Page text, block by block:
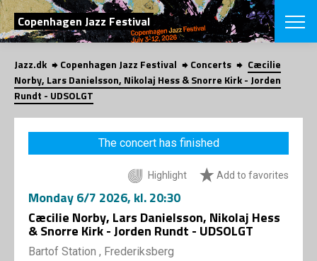
SEARCH
Copenhagen Jazz Festival
Danish
COPENHAGEN
VINTERJAZZ
PROGRAM
Venues &
About us
Jazz.dk Copenhagen Jazz Festival Concerts
Cæcilie
Norby, Lars Danielsson, Nikolaj Hess & Snorre Kirk - Jorden
Rundt - UDSOLGT
The concert has finished
Highlight Add to favorites
Monday6/7 2026, kl. 20:30
Cæcilie Norby, Lars Danielsson, Nikolaj Hess
& Snorre Kirk - Jorden Rundt - UDSOLGT
Bartof Station , Frederiksberg